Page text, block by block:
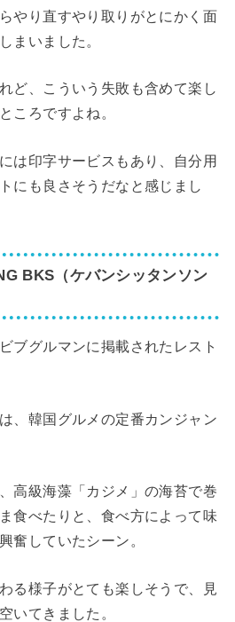
やり直すやり取りがとにかく面
まいました。
ど、こういう失敗も含めて楽し
ころですよね。
は印字サービスもあり、自分用
にも良さそうだなと感じまし
BKS（ケバンシッタンソン
ブグルマンに掲載されたレスト
、韓国グルメの定番カンジャン
高級海藻「カジメ」の海苔で巻
食べたりと、食べ方によって味
奮していたシーン。
る様子がとても楽しそうで、見
いてきました。